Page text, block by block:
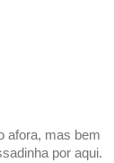
afora, mas bem
por aqui.